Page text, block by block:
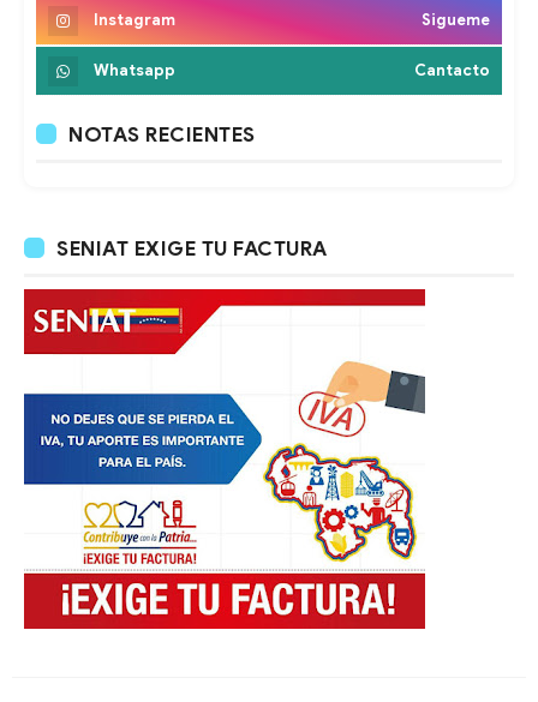
Instagram Sigueme
Whatsapp Cantacto
NOTAS RECIENTES
SENIAT EXIGE TU FACTURA